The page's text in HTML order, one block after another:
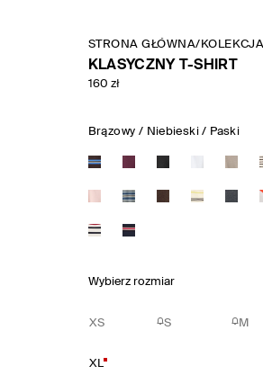
STRONA GŁÓWNA/
KLASYCZNY T-SHIRT
160 zł
Brązowy / Niebieski / Paski
Wybierz rozmiar
XS S M
XL